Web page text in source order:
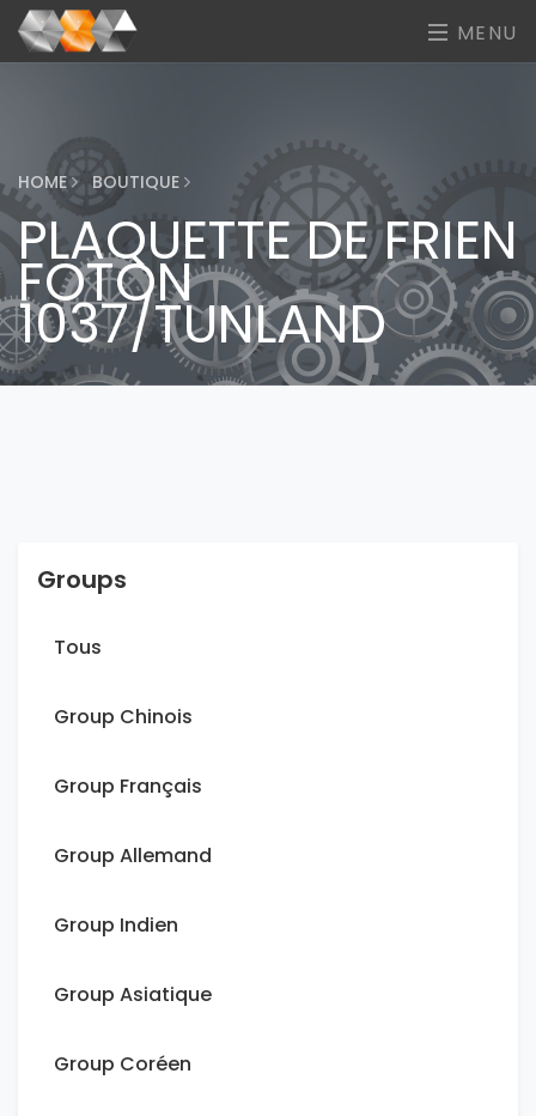
MENU
HOME BOUTIQUE
PLAQUETTE DE FRIEN
FOTON
1037/TUNLAND
Groups
Tous
Group Chinois
Group Français
Group Allemand
Group Indien
Group Asiatique
Group Coréen